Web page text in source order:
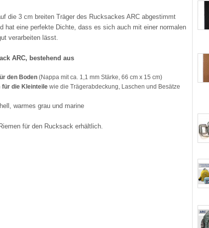
die 3 cm breiten Träger des Rucksackes ARC abgestimmt
hat eine perfekte Dichte, dass es sich auch mit einer normalen
verarbeiten lässt.
ARC, bestehend aus
den Boden (Nappa mit ca. 1,1 mm Stärke, 66 cm x 15 cm)
für die Kleinteile wie die Trägerabdeckung, Laschen und Besätze
warmes grau und marine
für den Rucksack erhältlich.